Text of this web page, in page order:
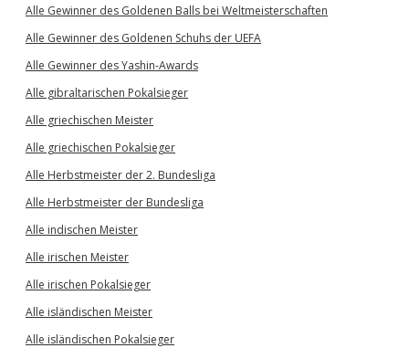
Alle Gewinner des Goldenen Balls bei Weltmeisterschaften
Alle Gewinner des Goldenen Schuhs der UEFA
Alle Gewinner des Yashin-Awards
Alle gibraltarischen Pokalsieger
Alle griechischen Meister
Alle griechischen Pokalsieger
Alle Herbstmeister der 2. Bundesliga
Alle Herbstmeister der Bundesliga
Alle indischen Meister
Alle irischen Meister
Alle irischen Pokalsieger
Alle isländischen Meister
Alle isländischen Pokalsieger